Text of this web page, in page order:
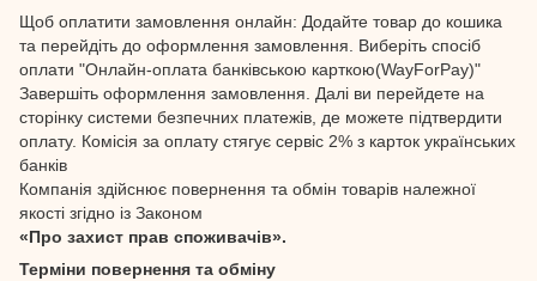
Щоб оплатити замовлення онлайн: Додайте товар до кошика
та перейдіть до оформлення замовлення. Виберіть спосіб
оплати "Онлайн-оплата банківською карткою(WayForPay)"
Завершіть оформлення замовлення. Далі ви перейдете на
сторінку системи безпечних платежів, де можете підтвердити
оплату. Комісія за оплату стягує сервіс 2% з карток українських
банків
Компанія здійснює повернення та обмін товарів належної
якості згідно із Законом
«Про захист прав споживачів».
Терміни повернення та обміну